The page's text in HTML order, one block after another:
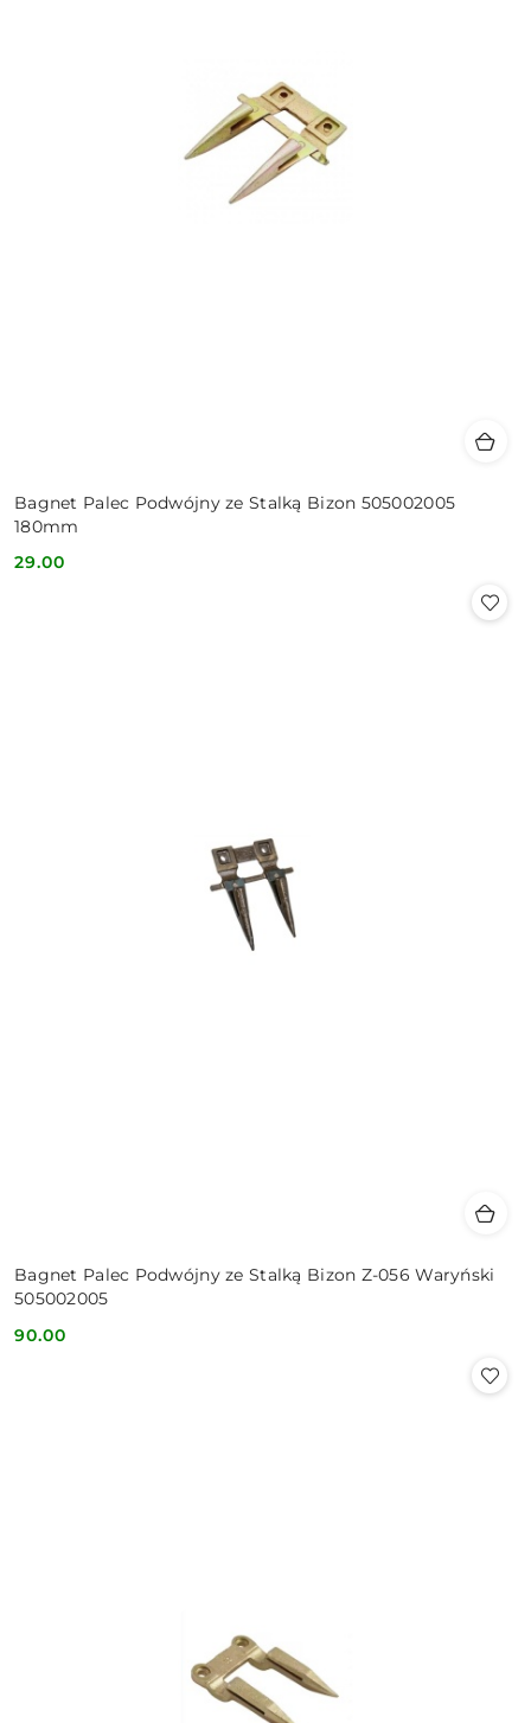
Bagnet Palec Podwójny ze Stalką Bizon 505002005
180mm
Cena:
29.00
Bagnet Palec Podwójny ze Stalką Bizon Z-056 Waryński
505002005
Cena:
90.00